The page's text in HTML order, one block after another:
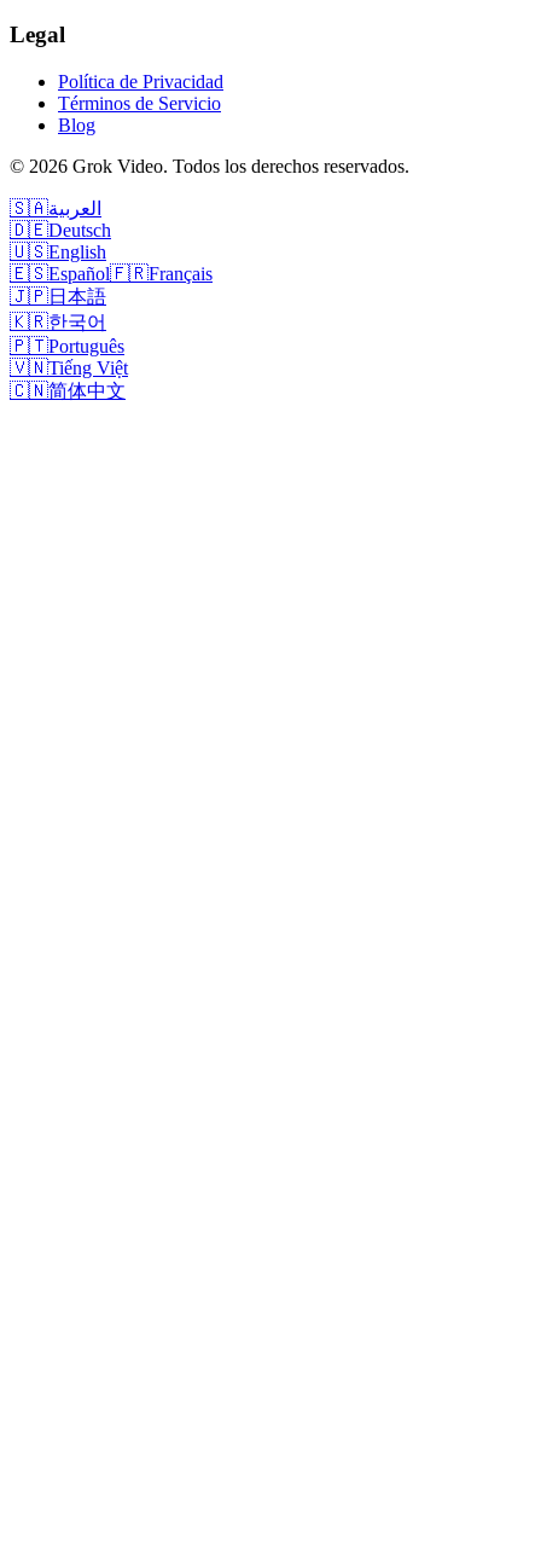
Legal
Política de Privacidad
Términos de Servicio
Blog
© 2026 Grok Video. Todos los derechos reservados.
🇸🇦العربية
🇩🇪Deutsch
🇺🇸English
🇪🇸Español🇫🇷Français
🇯🇵日本語
🇰🇷한국어
🇵🇹Português
🇻🇳Tiếng Việt
🇨🇳简体中文